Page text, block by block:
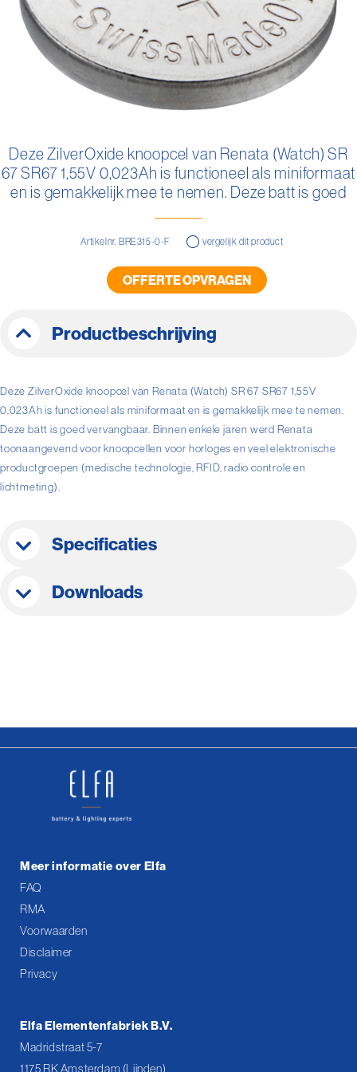
Productbeschrijving
Deze ZilverOxide knoopcel van Renata (Watch) SR 67 SR67 1,55V
0,023Ah is functioneel als miniformaat en is gemakkelijk mee te nemen.
Deze batt is goed vervangbaar. Binnen enkele jaren werd Renata
toonaangevend voor knoopcellen voor horloges en veel elektronische
productgroepen (medische technologie, RFID, radio controle en
lichtmeting).
Specificaties
Downloads
begin
Deze ZilverOxide knoopcel van Renata (Watch) SR
67 SR67 1,55V 0,023Ah is functioneel als miniformaat
en is gemakkelijk mee te nemen. Deze batt is goed
Artikelnr. BRE315-0-F vergelijk dit product
OFFERTE OPVRAGEN
Meer informatie over Elfa
FAQ
RMA
Voorwaarden
Disclaimer
Privacy
Elfa Elementenfabriek B.V.
Madridstraat 5-7
1175 RK Amsterdam (Lijnden)